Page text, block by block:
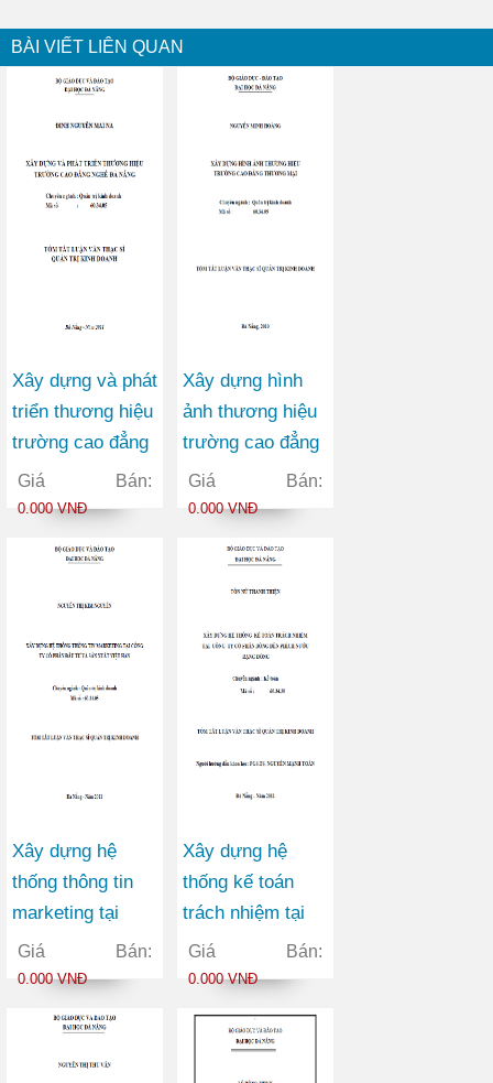
BÀI VIẾT LIÊN QUAN
Xây dựng và phát
triển thương hiệu
trường cao đẳng
nghề Đà Nẵng
Giá Bán:
0.000 VNĐ
Xây dựng hình
ảnh thương hiệu
trường cao đẳng
thương mại
Giá Bán:
0.000 VNĐ
Xây dựng hệ
thống thông tin
marketing tại
Công ty Cổ phần
Đầu tư và Sản
Giá Bán:
0.000 VNĐ
Xây dựng hệ
thống kế toán
trách nhiệm tại
công ty cổ phần
bóng đèn phích
Giá Bán:
0.000 VNĐ